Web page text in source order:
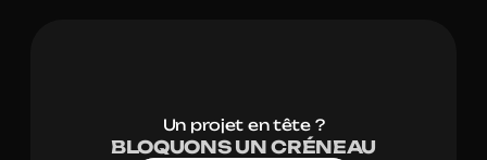
Un projet en tête ?
BLOQUONS UN CRÉNEAU